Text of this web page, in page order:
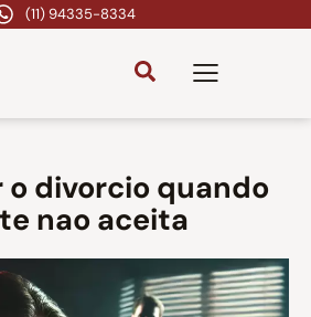
(11) 94335-8334
divorcio quando
nao aceita